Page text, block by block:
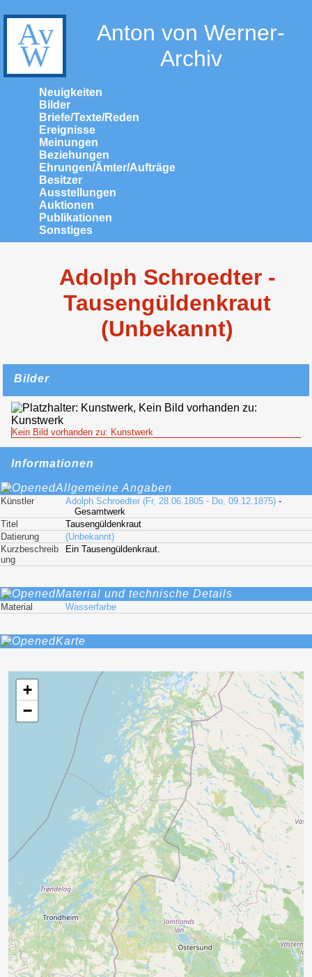
Anton von Werner-
Archiv
Neuigkeiten
Bilder
Briefe/Texte/Reden
Ereignisse
Meinungen
Beziehungen
Ehrungen/Ämter/Aufträge
Besitzer
Ausstellungen
Auktionen
Publikationen
Sonstiges
Adolph Schroedter -
Tausengüldenkraut
(Unbekannt)
Bilder
Kein Bild vorhanden zu: Kunstwerk
Informationen
Allgemeine Angaben
Künstler Adolph Schroedter (Fr, 28.06.1805 - Do, 09.12.1875) -
Gesamtwerk
Titel
Tausengüldenkraut
Datierung
(Unbekannt)
Kurzbeschreib
ung
Ein Tausengüldenkraut.
Material und technische Details
Material Wasserfarbe
Karte
+
−